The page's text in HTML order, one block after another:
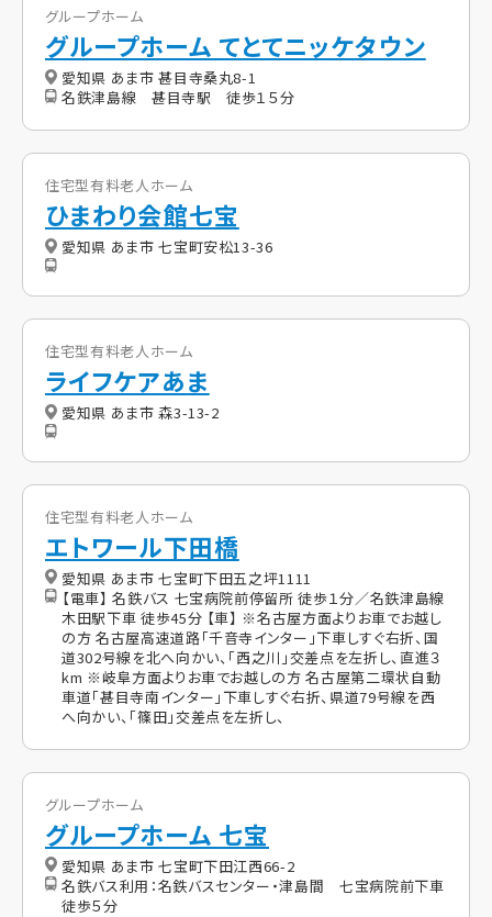
グループホーム
グループホーム てとてニッケタウン
愛知県 あま市 甚目寺桑丸8-1
名鉄津島線 甚目寺駅 徒歩１５分
住宅型有料老人ホーム
ひまわり会館七宝
愛知県 あま市 七宝町安松13-36
住宅型有料老人ホーム
ライフケアあま
愛知県 あま市 森3-13-2
住宅型有料老人ホーム
エトワール下田橋
愛知県 あま市 七宝町下田五之坪1111
【電車】 名鉄バス 七宝病院前停留所 徒歩１分／名鉄津島線
木田駅下車 徒歩45分 【車】 ※名古屋方面よりお車でお越し
の方 名古屋高速道路「千音寺インター」下車しすぐ右折、国
道302号線を北へ向かい、「西之川」交差点を左折し、直進３
km ※岐阜方面よりお車でお越しの方 名古屋第二環状自動
車道「甚目寺南インター」下車しすぐ右折、県道79号線を西
へ向かい、「篠田」交差点を左折し、
グループホーム
グループホーム 七宝
愛知県 あま市 七宝町下田江西66-2
名鉄バス利用：名鉄バスセンター・津島間 七宝病院前下車
徒歩５分